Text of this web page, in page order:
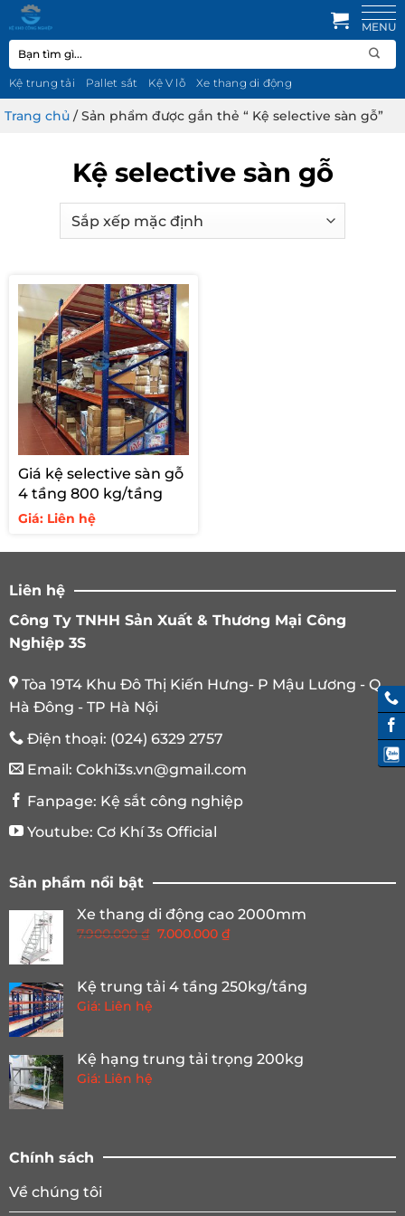
qua
nội
dung
Tìm
kiếm:
Kệ trung tải Pallet sắt Kệ V lỗ Xe thang di động
Trang chủ /Sản phẩm được gắn thẻ “ Kệ selective sàn gỗ”
Kệ selective sàn gỗ
Giá kệ selective sàn gỗ
4 tầng 800 kg/tầng
Giá: Liên hệ
Liên hệ
Công Ty TNHH Sản Xuất & Thương Mại Công
Nghiệp 3S
Tòa 19T4 Khu Đô Thị Kiến Hưng- P Mậu Lương - Q.
Hà Đông - TP Hà Nội
Điện thoại: (024) 6329 2757
Email: Cokhi3s.vn@gmail.com
Fanpage: Kệ sắt công nghiệp
Youtube: Cơ Khí 3s Official
Sản phẩm nổi bật
Xe thang di động cao 2000mm
7.900.000 ₫ Giá
7.900.000 ₫.
7.000.000₫Giá
là:
Kệ trung tải 4 tầng 250kg/tầng
Giá: Liên hệ
Kệ hạng trung tải trọng 200kg
Giá: Liên hệ
Chính sách
Về chúng tôi